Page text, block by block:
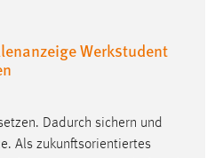
Werkstudent
Dadurch sichern und
Als zukunftsorientiertes